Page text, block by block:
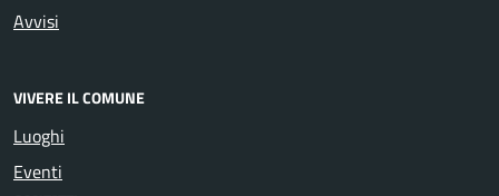
Avvisi
VIVERE IL COMUNE
Luoghi
Eventi